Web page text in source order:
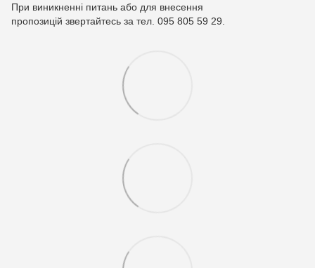
При виникненні питань або для внесення
пропозицій звертайтесь за тел. 095 805 59 29.